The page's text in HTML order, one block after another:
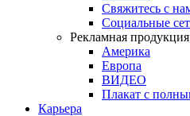
Свяжитесь с
Социальные
Рекламная продукция
Америка
Европа
ВИДЕО
Плакат с
Карьера